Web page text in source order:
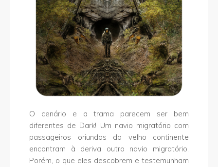
O cenário e a trama parecem ser bem
diferentes de Dark! Um navio migratório com
passageiros oriundos do velho continente
encontram à deriva outro navio migratório.
Porém, o que eles descobrem e testemunham